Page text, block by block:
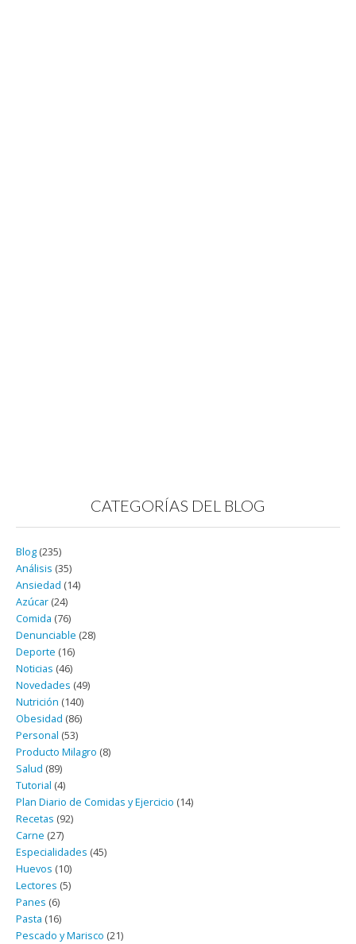
CATEGORÍAS DEL BLOG
Blog (235)
Análisis (35)
Ansiedad (14)
Azúcar (24)
Comida (76)
Denunciable (28)
Deporte (16)
Noticias (46)
Novedades (49)
Nutrición (140)
Obesidad (86)
Personal (53)
Producto Milagro (8)
Salud (89)
Tutorial (4)
Plan Diario de Comidas y Ejercicio (14)
Recetas (92)
Carne (27)
Especialidades (45)
Huevos (10)
Lectores (5)
Panes (6)
Pasta (16)
Pescado y Marisco (21)